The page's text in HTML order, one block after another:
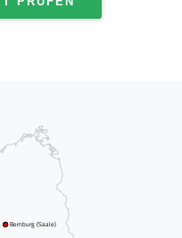
Bernburg (Saale)